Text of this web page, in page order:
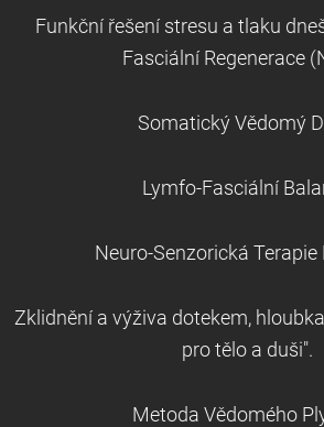
Funkční řešení stresu a tlaku
Fasciální Regenerace
Somatický Vědomý
Lymfo-Fasciální
Neuro-Senzorická Terapie
Zklidnění a výživa dotekem, h
pro tělo a duši".
Metoda Vědomého